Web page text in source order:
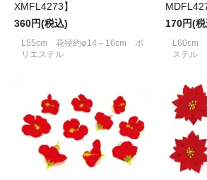
XMFL4273】
360円(税込)
L55cm 花径約φ14～16cm ポ
リエステル
170円(税
L60cm
ステル